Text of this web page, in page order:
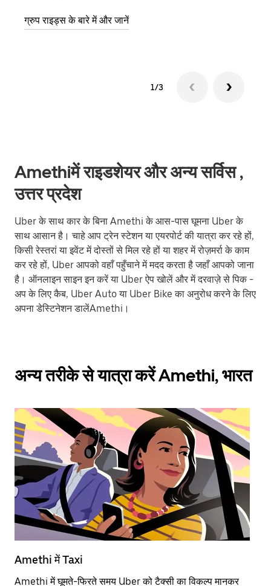
ग्रुप राइड्स के बारे में और जानें
1/3
Amethiमें राइडशेयर और अन्य सर्विस ,
उत्तर प्रदेश
Uber के साथ कार के बिना Amethi के आस-पास घूमना Uber के
साथ आसान है। चाहे आप ट्रेन स्टेशन या एयरपोर्ट की यात्रा कर रहे हों,
किसी रेस्तरां या इवेंट में दोस्तों से मिल रहे हों या शहर में रोज़मर्रा के काम
कर रहे हों, Uber आपको वहाँ पहुँचाने में मदद करता है जहाँ आपको जाना
है। ऑनलाइन साइन इन करें या Uber ऐप खोलें और में दरवाज़े से पिक -
अप के लिए कैब, Uber Auto या Uber Bike का अनुरोध करने के लिए
अपना डेस्टिनेशन डालेंAmethi।
अन्य तरीके से यात्रा करें Amethi, भारत
Amethi में Taxi
Amethi में घूमते-फिरते समय Uber को टैक्सी का विकल्प मानकर